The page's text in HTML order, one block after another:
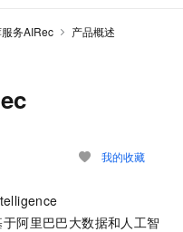
务AIRec
产品概述
我的收藏
阿里巴巴大数据和人工智